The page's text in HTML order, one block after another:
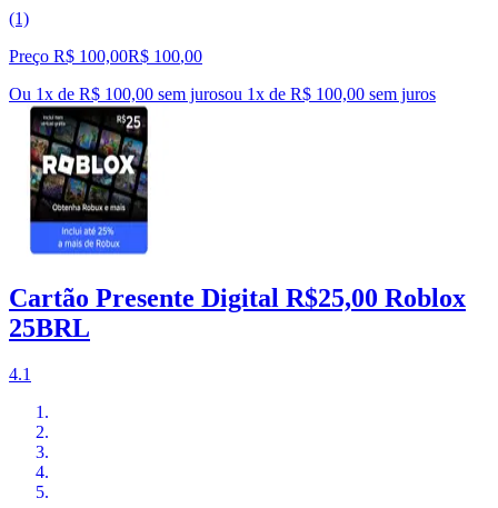
(1)
Preço R$ 100,00R$ 100,00
Ou 1x de R$ 100,00 sem jurosou 1x de R$ 100,00 sem juros
Cartão Presente Digital R$25,00 Roblox
25BRL
4.1